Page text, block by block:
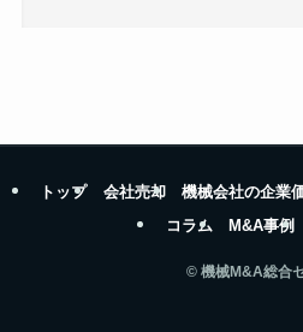
トップ 会社売却 機械会社の企業
コラム
M&A事例
©機械M&A総合